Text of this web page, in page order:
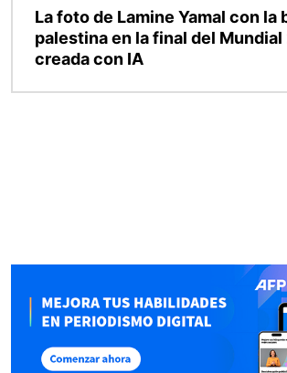
La foto de Lamine Yamal con la
palestina en la final del
creada con IA